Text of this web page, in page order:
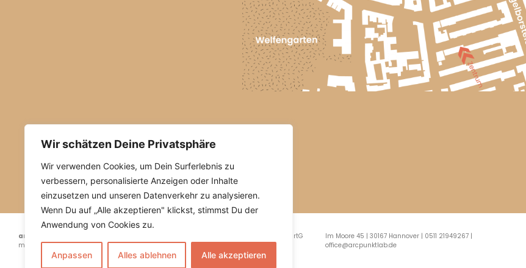
Wir schätzen Deine Privatsphäre
Wir verwenden Cookies, um Dein Surferlebnis zu
verbessern, personalisierte Anzeigen oder Inhalte
einzusetzen und unseren Datenverkehr zu analysieren.
Wenn Du auf „Alle akzeptieren" klickst, stimmst Du der
Anwendung von Cookies zu.
Anpassen Alles ablehnen Alle akzeptieren
arc.lab
Bergner Dinse Theis – Architektinnen Landschaftsarchitektin Stadtplanerin PartG
mbB
Im Moore 45 | 30167 Hannover | 0511 21949267 |
office@arcpunktlab.de